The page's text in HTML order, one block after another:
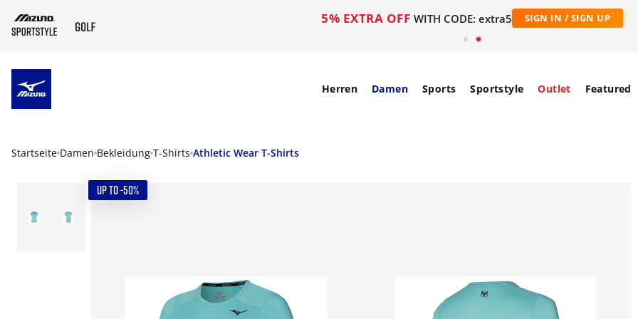
5% EXTRA OFF WITH CODE: extra5 SIGN IN / SIGN UP
Herren Damen Sports Sportstyle Outlet Featured
Startseite Damen Bekleidung T-Shirts Athletic Wear T-Shirts
UP TO -50%